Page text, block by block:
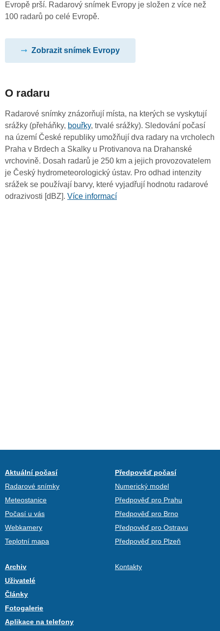
Evropě prší. Radarový snímek Evropy je složen z více než
100 radarů po celé Evropě.
Zobrazit snímek Evropy
O radaru
Radarové snímky znázorňují místa, na kterých se vyskytují
srážky (přeháňky, bouřky, trvalé srážky). Sledování počasí
na území České republiky umožňují dva radary na vrcholech
Praha v Brdech a Skalky u Protivanova na Drahanské
vrchovině. Dosah radarů je 250 km a jejich provozovatelem
je Český hydrometeorologický ústav. Pro odhad intenzity
srážek se používají barvy, které vyjadřují hodnotu radarové
odrazivosti [dBZ]. Více informací
Aktuální počasí
Radarové snímky
Meteostanice
Počasí u vás
Webkamery
Teplotní mapa
Předpověď počasí
Numerický model
Předpověď pro Prahu
Předpověď pro Brno
Předpověď pro Ostravu
Předpověď pro Plzeň
Archiv
Uživatelé
Články
Fotogalerie
Aplikace na telefony
Kontakty